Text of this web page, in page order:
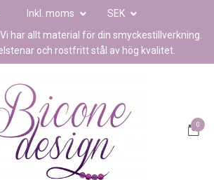
Inkl. moms
SEK
har allt material för din smyckestillverkning.
och rostfritt stål av hög kvalitet.
0